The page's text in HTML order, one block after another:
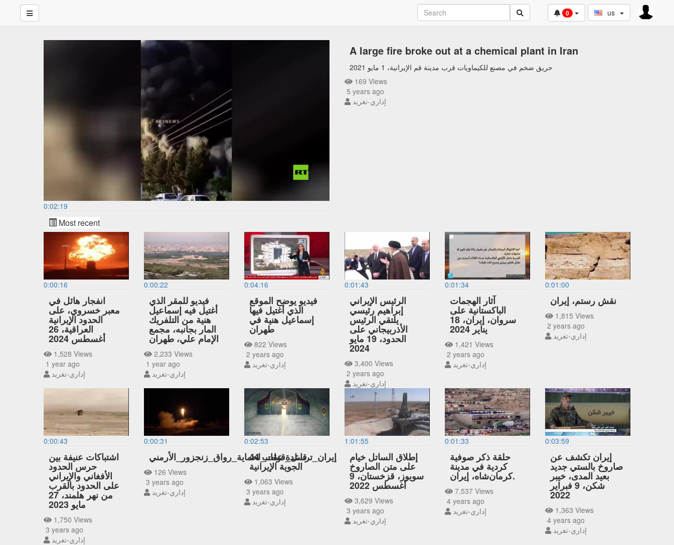
0 us
0:02:19
A large fire broke out at a chemical plant in Iran
حريق ضخم في مصنع للكيماويات قرب مدينة قم الإيرانية، 1 مايو 2021
169 Views
5 years ago
إداري-تغريد
Most recent
0:00:16
انفجار هائل في
معبر خسروي، على
الحدود الإيرانية
العراقية، 26
أغسطس 2024
1,528 Views
1 year ago
إداري-تغريد
0:00:22
فيديو للمقر الذي
أغتيل فيه إسماعيل
هنية من التلفريك
المار بجانبه، مجمع
الإمام علي، طهران
2,233 Views
1 year ago
إداري-تغريد
0:04:16
فيديو يوضح الموقع
الذي أغتيل فيها
إسماعيل هنية في
طهران
822 Views
2 years ago
إداري-تغريد
0:01:43
الرئيس الإيراني
إبراهيم رئيسي
يلتقي الرئيس
الأذربيجاني على
الحدود، 19 مايو
2024
3,400 Views
2 years ago
إداري-تغريد
0:01:34
آثار الهجمات
الباكستانية على
سروان، إيران، 18
يناير 2024
1,421 Views
2 years ago
إداري-تغريد
0:01:00
نقش رستم، إيران
1,815 Views
2 years ago
إداري-تغريد
0:00:43
اشتباكات عنيفة بين
حرس الحدود
الأفغاني والإيراني
على الحدود بالقرب
من نهر هلمند، 27
مايو 2023
1,750 Views
3 years ago
إداري-تغريد
0:00:31
إيران_ترسل_قوات_لحماية_رواق_زنجزور_الأرمني
126 Views
3 years ago
إداري-تغريد
0:02:53
قاعدة عقاب 44
الجوية الإيرانية
1,063 Views
3 years ago
إداري-تغريد
1:01:55
إطلاق الساتل خيام
على متن الصاروخ
سويوز، قزخستان، 9
أغسطس 2022
3,629 Views
3 years ago
إداري-تغريد
0:01:33
حلقة ذكر صوفية
كردية في مدينة
كرمان‌شاه، إيران.
7,537 Views
4 years ago
إداري-تغريد
0:03:59
إيران تكشف عن
صاروخ بالستي جديد
بعيد المدى، خيبر
شكن، 9 فبراير
2022
1,363 Views
4 years ago
إداري-تغريد